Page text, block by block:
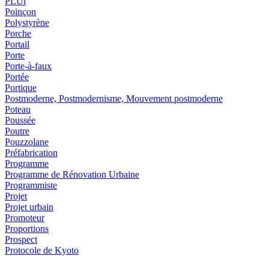
Poinçon
Polystyrène
Porche
Portail
Porte
Porte-à-faux
Portée
Portique
Postmoderne, Postmodernisme, Mouvement postmoderne
Poteau
Poussée
Poutre
Pouzzolane
Préfabrication
Programme
Programme de Rénovation Urbaine
Programmiste
Projet
Projet urbain
Promoteur
Proportions
Prospect
Protocole de Kyoto